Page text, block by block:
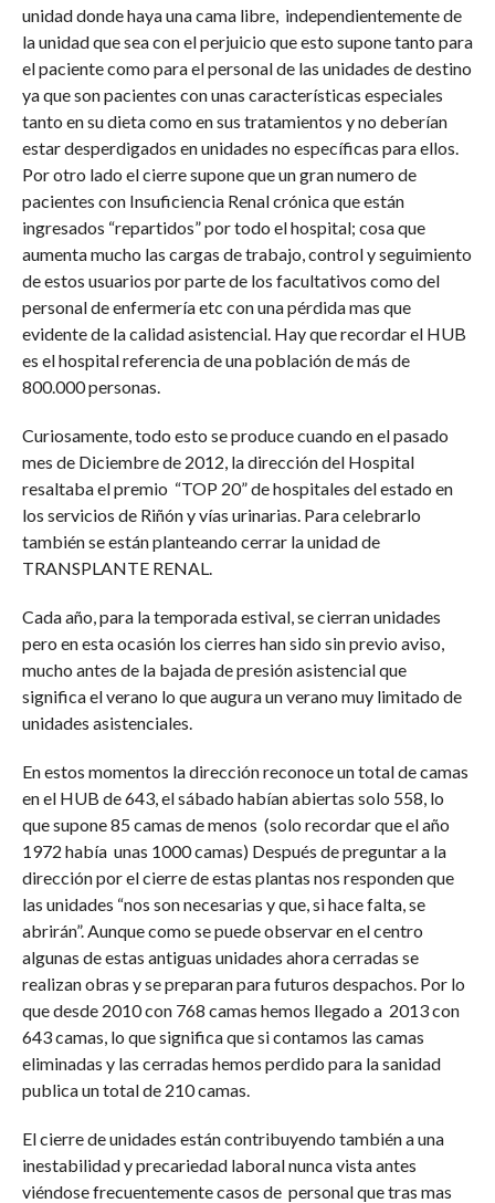
unidad donde haya una cama libre, independientemente de
la unidad que sea con el perjuicio que esto supone tanto para
el paciente como para el personal de las unidades de destino
ya que son pacientes con unas características especiales
tanto en su dieta como en sus tratamientos y no deberían
estar desperdigados en unidades no específicas para ellos.
Por otro lado el cierre supone que un gran numero de
pacientes con Insuficiencia Renal crónica que están
ingresados “repartidos” por todo el hospital; cosa que
aumenta mucho las cargas de trabajo, control y seguimiento
de estos usuarios por parte de los facultativos como del
personal de enfermería etc con una pérdida mas que
evidente de la calidad asistencial. Hay que recordar el HUB
es el hospital referencia de una población de más de
800.000 personas.
Curiosamente, todo esto se produce cuando en el pasado
mes de Diciembre de 2012, la dirección del Hospital
resaltaba el premio “TOP 20” de hospitales del estado en
los servicios de Riñón y vías urinarias. Para celebrarlo
también se están planteando cerrar la unidad de
TRANSPLANTE RENAL.
Cada año, para la temporada estival, se cierran unidades
pero en esta ocasión los cierres han sido sin previo aviso,
mucho antes de la bajada de presión asistencial que
significa el verano lo que augura un verano muy limitado de
unidades asistenciales.
En estos momentos la dirección reconoce un total de camas
en el HUB de 643, el sábado habían abiertas solo 558, lo
que supone 85 camas de menos (solo recordar que el año
1972 había unas 1000 camas) Después de preguntar a la
dirección por el cierre de estas plantas nos responden que
las unidades “nos son necesarias y que, si hace falta, se
abrirán”. Aunque como se puede observar en el centro
algunas de estas antiguas unidades ahora cerradas se
realizan obras y se preparan para futuros despachos. Por lo
que desde 2010 con 768 camas hemos llegado a 2013 con
643 camas, lo que significa que si contamos las camas
eliminadas y las cerradas hemos perdido para la sanidad
publica un total de 210 camas.
El cierre de unidades están contribuyendo también a una
inestabilidad y precariedad laboral nunca vista antes
viéndose frecuentemente casos de personal que tras mas